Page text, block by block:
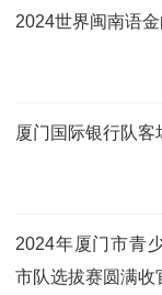
2024世界闽南语
厦门国际银行队客
2024年厦门市青
市队选拔赛圆满收